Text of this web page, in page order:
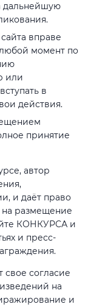
дальнейшую
вправе
момент по
или
в
действия.
принятие
автор
и даёт право
размещение
КОНКУРСА и
и пресс-
свое согласие
на
и